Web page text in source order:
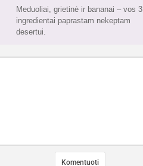
Meduoliai, grietinė ir bananai – vos 3
ingredientai paprastam nekeptam
desertui.